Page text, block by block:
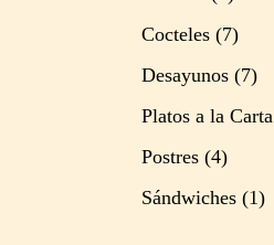
Cocteles (7)
Desayunos (7)
Platos a la Carta
Postres (4)
Sándwiches (1)